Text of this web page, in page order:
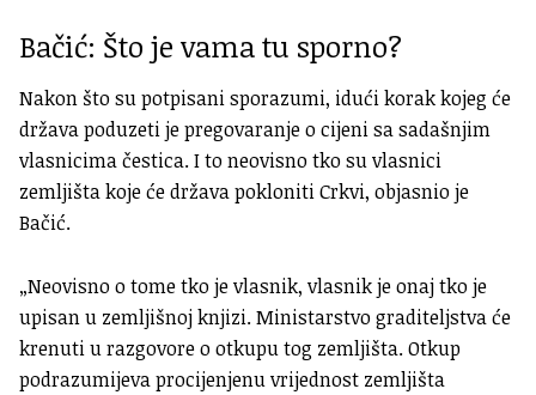
Bačić: Što je vama tu sporno?
Nakon što su potpisani sporazumi, idući korak kojeg će
država poduzeti je pregovaranje o cijeni sa sadašnjim
vlasnicima čestica. I to neovisno tko su vlasnici
zemljišta koje će država pokloniti Crkvi, objasnio je
Bačić.
„Neovisno o tome tko je vlasnik, vlasnik je onaj tko je
upisan u zemljišnoj knjizi. Ministarstvo graditeljstva će
krenuti u razgovore o otkupu tog zemljišta. Otkup
podrazumijeva procijenjenu vrijednost zemljišta